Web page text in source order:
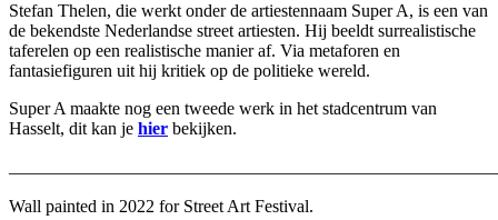
Stefan Thelen, die werkt onder de artiestennaam Super A, is een van
de bekendste Nederlandse street artiesten. Hij beeldt surrealistische
taferelen op een realistische manier af. Via metaforen en
fantasiefiguren uit hij kritiek op de politieke wereld.
Super A maakte nog een tweede werk in het stadcentrum van
Hasselt, dit kan je hier bekijken.
Wall painted in 2022 for Street Art Festival.